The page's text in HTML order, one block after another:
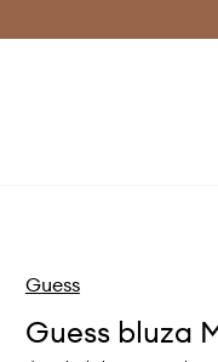
Guess
Guess bluza